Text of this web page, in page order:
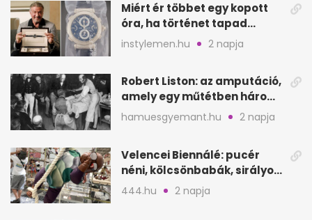
Miért ér többet egy kopott
óra, ha történet tapad
hozzá?
instylemen.hu 2 napja
Robert Liston: az amputáció,
amely egy műtétben három
életet követelt
hamuesgyemant.hu 2 napja
Velencei Biennálé: pucér
néni, kölcsönbabák, sirályok,
és kész a családi program
444.hu 2 napja